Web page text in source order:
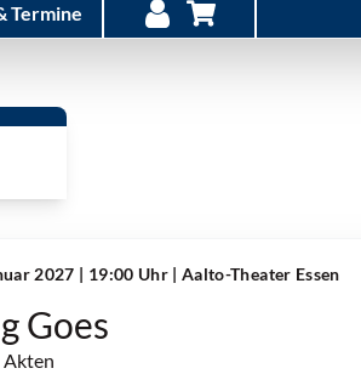
Termine
2027 | 19:00 Uhr | Aalto-Theater Essen
Goes
Akten